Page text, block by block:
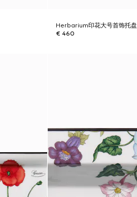
Herbarium印花大号首饰托盘
€ 460